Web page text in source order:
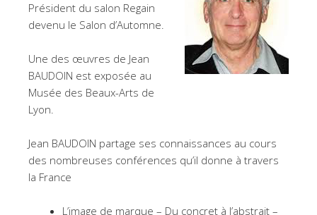
Président du salon Regain
devenu le Salon d’Automne.
Une des œuvres de Jean
BAUDOIN est exposée au
Musée des Beaux-Arts de
Lyon.
Jean BAUDOIN partage ses connaissances au cours
des nombreuses conférences qu’il donne à travers
la France
L’image de marque – Du concret à l’abstrait –